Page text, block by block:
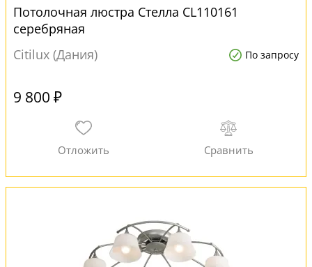
Потолочная люстра Стелла CL110161
серебряная
Citilux (Дания)
По запросу
9 800 ₽